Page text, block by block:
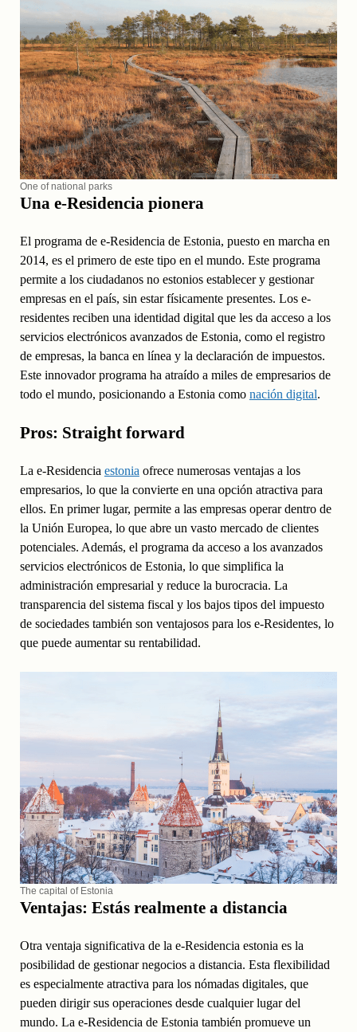
One of national parks
Una e-Residencia pionera
El programa de e-Residencia de Estonia, puesto en marcha en
2014, es el primero de este tipo en el mundo. Este programa
permite a los ciudadanos no estonios establecer y gestionar
empresas en el país, sin estar físicamente presentes. Los e-
residentes reciben una identidad digital que les da acceso a los
servicios electrónicos avanzados de Estonia, como el registro
de empresas, la banca en línea y la declaración de impuestos.
Este innovador programa ha atraído a miles de empresarios de
todo el mundo, posicionando a Estonia como nación digital.
Pros: Straight forward
La e-Residencia estoniaofrece numerosas ventajas a los
empresarios, lo que la convierte en una opción atractiva para
ellos. En primer lugar, permite a las empresas operar dentro de
la Unión Europea, lo que abre un vasto mercado de clientes
potenciales. Además, el programa da acceso a los avanzados
servicios electrónicos de Estonia, lo que simplifica la
administración empresarial y reduce la burocracia. La
transparencia del sistema fiscal y los bajos tipos del impuesto
de sociedades también son ventajosos para los e-Residentes, lo
que puede aumentar su rentabilidad.
The capital of Estonia
Ventajas: Estás realmente a distancia
Otra ventaja significativa de la e-Residencia estonia es la
posibilidad de gestionar negocios a distancia. Esta flexibilidad
es especialmente atractiva para los nómadas digitales, que
pueden dirigir sus operaciones desde cualquier lugar del
mundo. La e-Residencia de Estonia también promueve un